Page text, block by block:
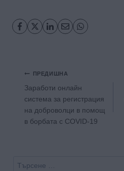
Навигация
ПРЕДИШНА
Заработи онлайн
система за регистрация
на доброволци в помощ
в борбата с COVID-19
Търсене